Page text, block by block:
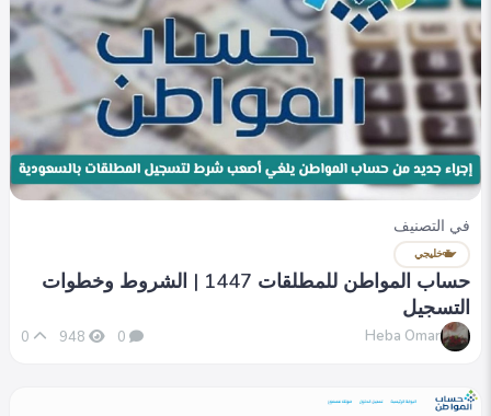
في التصنيف
خليجي
حساب المواطن للمطلقات 1447 | الشروط وخطوات
التسجيل
Heba Omar
0
948